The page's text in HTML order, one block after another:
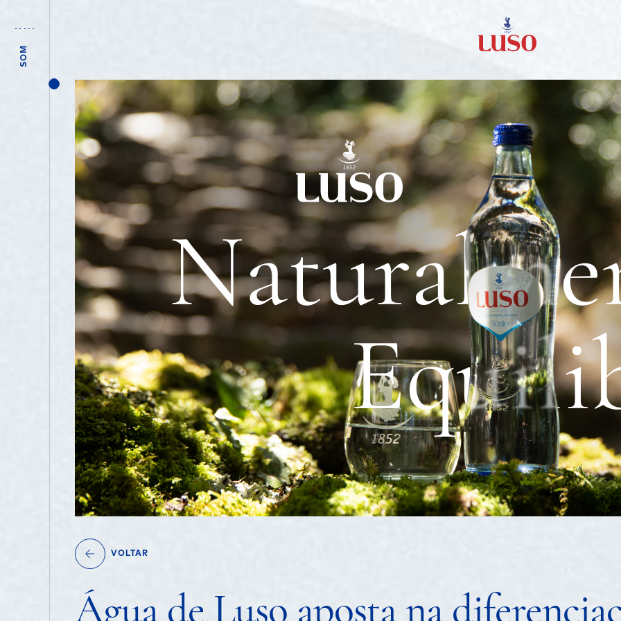
SOM
Produtos
Sustentabilidade
Ciclo Luso
INSTAGRAM YOUTUBE
VOLTAR
Água de Luso aposta na